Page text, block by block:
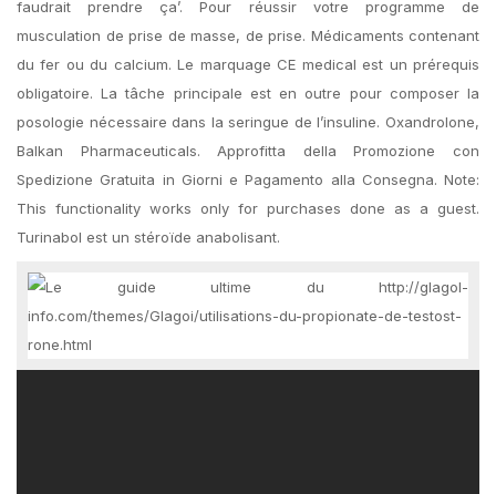
faudrait prendre ça’. Pour réussir votre programme de
musculation de prise de masse, de prise. Médicaments contenant
du fer ou du calcium. Le marquage CE medical est un prérequis
obligatoire. La tâche principale est en outre pour composer la
posologie nécessaire dans la seringue de l’insuline. Oxandrolone,
Balkan Pharmaceuticals. Approfitta della Promozione con
Spedizione Gratuita in Giorni e Pagamento alla Consegna. Note:
This functionality works only for purchases done as a guest.
Turinabol est un stéroïde anabolisant.